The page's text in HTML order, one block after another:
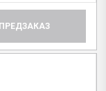
ПРЕДЗАКАЗ